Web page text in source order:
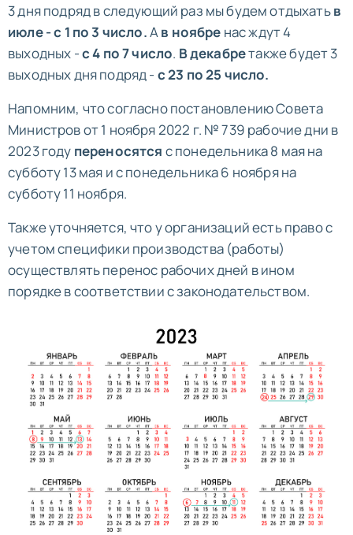
3 дня подряд в следующий раз мы будем отдыхатьв
июле - с 1 по 3 число.Ав ноябре нас ждут 4
выходных -с 4 по 7 число. В декабретакже будет 3
выходных дня подряд - с 23 по 25 число.
Напомним, что согласно постановлению Совета
Министров от 1 ноября 2022 г. № 739 рабочие дни в
2023 году переносятся с понедельника 8 мая на
субботу 13 мая и с понедельника 6 ноября на
субботу 11 ноября.
Также уточняется, что у организаций есть право с
учетом специфики производства (работы)
осуществлять перенос рабочих дней в ином
порядке в соответствии с законодательством.